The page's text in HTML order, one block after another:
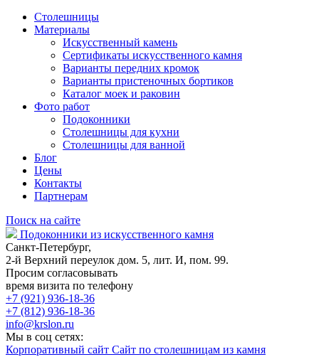
Столешницы
Материалы
Искусственный камень
Сертификаты искусственного камня
Варианты передних кромок
Варианты пристеночных бортиков
Каталог моек и раковин
Фото работ
Подоконники
Столешницы для кухни
Столешницы для ванной
Блог
Цены
Контакты
Партнерам
Поиск на сайте
Подоконники из искусственного камня
Санкт-Петербург,
2-й Верхний переулок дом. 5, лит. И, пом. 99.
Просим согласовывать
время визита по телефону
+7 (921) 936-18-36
+7 (812) 936-18-36
info@krslon.ru
Мы в соц сетях:
Корпоративный сайт Сайт по столешницам из камня